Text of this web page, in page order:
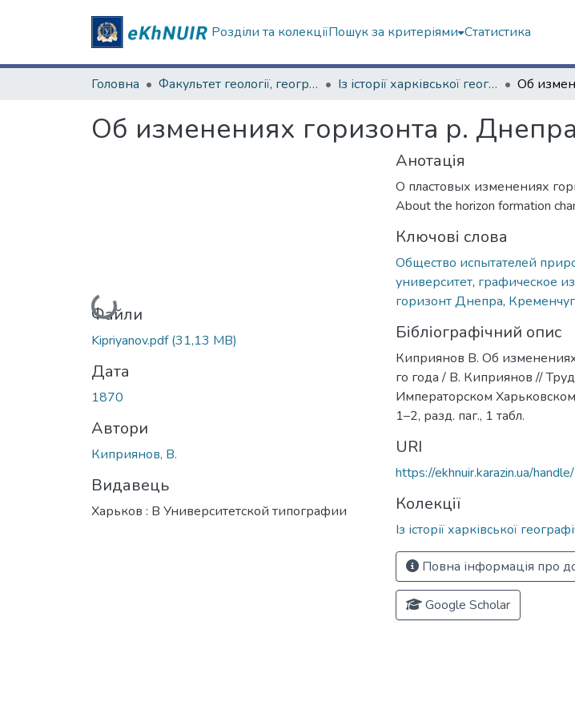
Розділи та колекціїПошук за критеріями Статистика
Головна Факультет геології, географіії, рекреації і туризму Із історії харківської географічної школи
Об изменениях горизонта р.
Вантажиться...
Файли
Kipriyanov.pdf(31,13 MB)
Дата
1870
Автори
Киприянов, В.
Видавець
Харьков : В Университетской типографии
Анотація
О пластовых изменениях
About the horizon formation
Ключові слова
Общество испытателей
университет, графическое
горизонт Днепра, Кременчуг
Бібліографічний опис
Киприянов В. Об
го года / В. Киприянов //
Императорском
1–2, разд. паг., 1 табл.
URI
https://ekhnuir.karazin.ua/
Колекції
Із історії харківської
Повна інформація про
Google Scholar